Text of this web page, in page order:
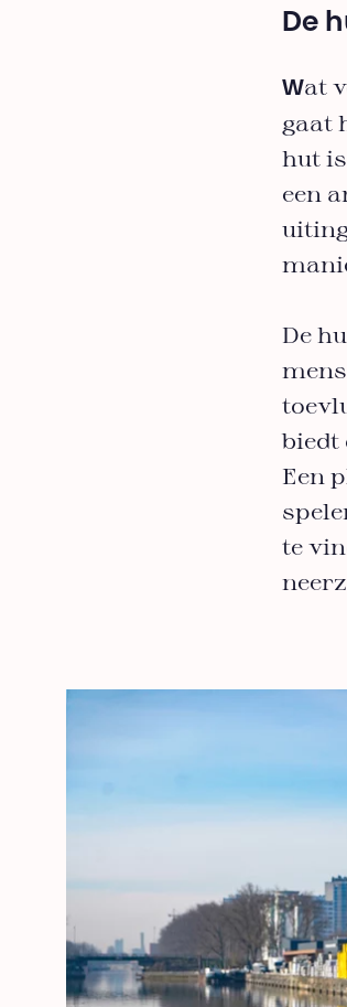
De
Wat
gaat
hut
een
De
biedt
Een
te